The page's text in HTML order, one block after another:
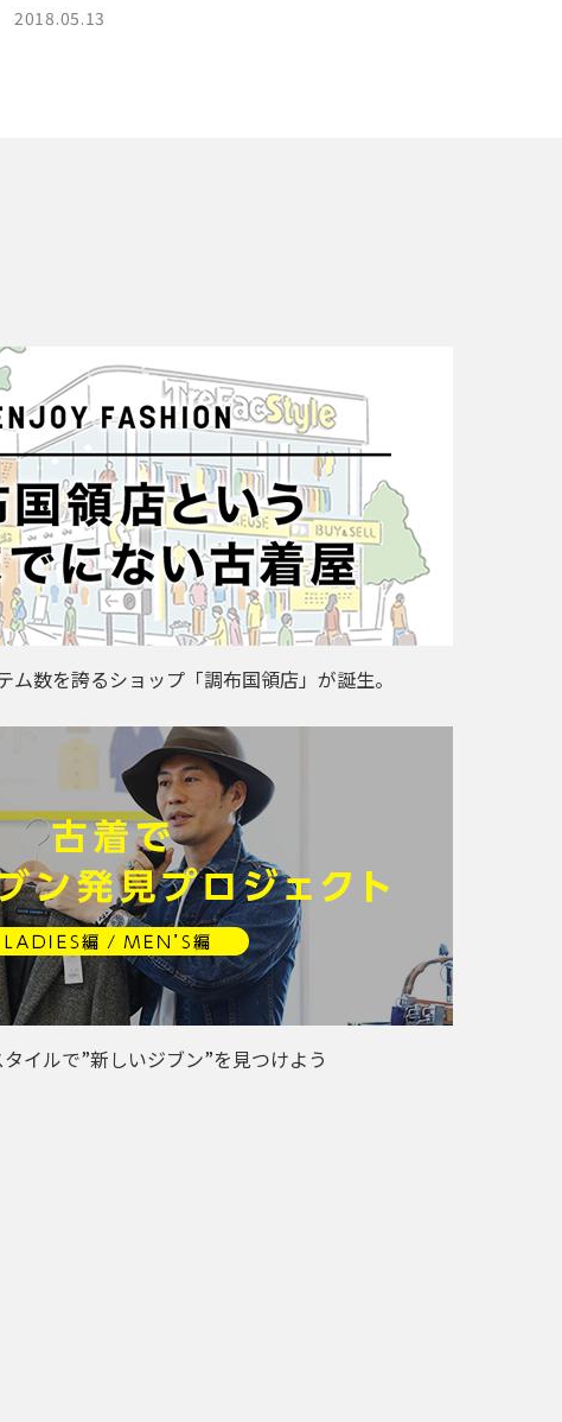
2018.05.13
ム数を誇るショップ「調布国領店」が誕生。
タイルで”新しいジブン”を見つけよう